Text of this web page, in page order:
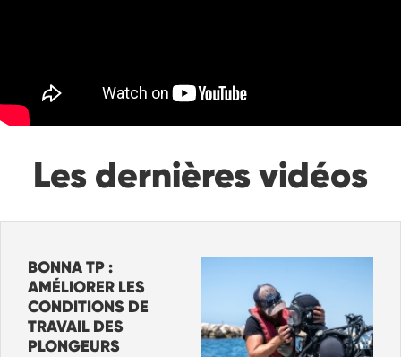
Les dernières vidéos
BONNA TP :
AMÉLIORER LES
CONDITIONS DE
TRAVAIL DES
PLONGEURS